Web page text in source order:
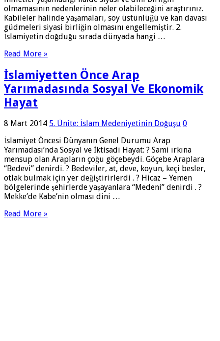
olmamasının nedenlerinin neler olabileceğini araştırınız.
Kabileler halinde yaşamaları, soy üstünlüğü ve kan davası
güdmeleri siyasi birliğin olmasını engellemiştir. 2.
İslamiyetin doğduğu sırada dünyada hangi …
Read More »
İslamiyetten Önce Arap
Yarımadasında Sosyal Ve Ekonomik
Hayat
8 Mart 2014 5. Ünite: İslam Medeniyetinin Doğuşu 0
İslamiyet Öncesi Dünyanın Genel Durumu Arap
Yarımadası’nda Sosyal ve İktisadi Hayat: ? Sami ırkına
mensup olan Arapların çoğu göçebeydi. Göçebe Araplara
“Bedevi” denirdi. ? Bedeviler, at, deve, koyun, keçi besler,
otlak bulmak için yer değiştirirlerdi . ? Hicaz – Yemen
bölgelerinde şehirlerde yaşayanlara “Medeni” denirdi . ?
Mekke’de Kabe’nin olması dini …
Read More »